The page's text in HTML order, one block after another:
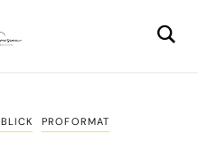
PROFORMAT